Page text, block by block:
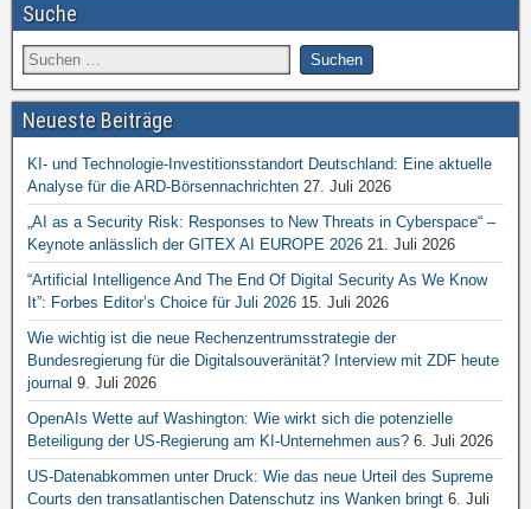
Suche
Neueste Beiträge
KI- und Technologie-Investitionsstandort Deutschland: Eine aktuelle
Analyse für die ARD-Börsennachrichten 27. Juli 2026
„AI as a Security Risk: Responses to New Threats in Cyberspace“ –
Keynote anlässlich der GITEX AI EUROPE 2026 21. Juli 2026
“Artificial Intelligence And The End Of Digital Security As We Know
It”: Forbes Editor’s Choice für Juli 2026 15. Juli 2026
Wie wichtig ist die neue Rechenzentrumsstrategie der
Bundesregierung für die Digitalsouveränität? Interview mit ZDF heute
journal 9. Juli 2026
OpenAIs Wette auf Washington: Wie wirkt sich die potenzielle
Beteiligung der US-Regierung am KI-Unternehmen aus? 6. Juli 2026
US-Datenabkommen unter Druck: Wie das neue Urteil des Supreme
Courts den transatlantischen Datenschutz ins Wanken bringt 6. Juli